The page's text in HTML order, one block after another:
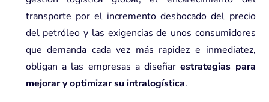
transporte por el incremento desbocado del precio
del petróleo y las exigencias de unos consumidores
que demanda cada vez más rapidez e inmediatez,
obligan a las empresas a diseñarestrategias para
mejorar y optimizar su intralogística.